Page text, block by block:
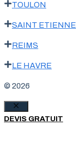
TOULON
SAINT ETIENNE
REIMS
LE HAVRE
© 2026
Fermer
DEVIS GRATUIT